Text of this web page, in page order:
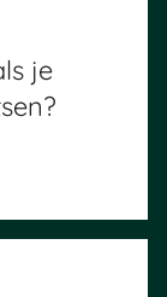
je